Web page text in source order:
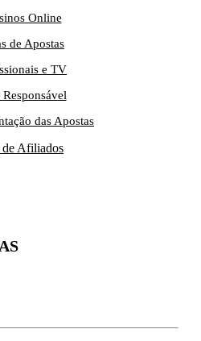
Online
de Apostas
e TV
Responsável
das Apostas
Afiliados